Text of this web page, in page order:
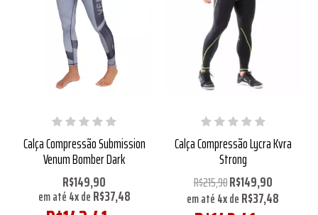
Calça Compressão Submission
Venum Bomber Dark
R$149,90
em até4xdeR$37,48
Calça Compressão Lycra Kvra
Strong
R$215,90R$149,90
em até4xdeR$37,48